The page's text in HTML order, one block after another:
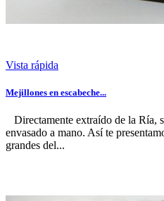
Vista rápida
Mejillones en escabeche...
Directamente extraído de la Ría,
envasado a mano. Así te
grandes del...